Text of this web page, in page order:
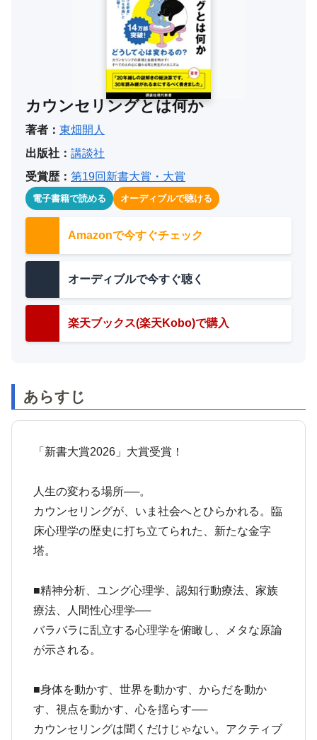
カウンセリングとは何か
著者： 東畑開人
出版社： 講談社
受賞歴： 第19回新書大賞・大賞
電子書籍で読める オーディブルで聴ける
Amazonで今すぐチェック
オーディブルで今すぐ聴く
楽天ブックス(楽天Kobo)で購入
あらすじ
「新書大賞2026」大賞受賞！
人生の変わる場所──。
カウンセリングが、いま社会へとひらかれる。臨
床心理学の歴史に打ち立てられた、新たな金字
塔。
■精神分析、ユング心理学、認知行動療法、家族
療法、人間性心理学──
バラバラに乱立する心理学を俯瞰し、メタな原論
が示される。
■身体を動かす、世界を動かす、からだを動か
す、視点を動かす、心を揺らす──
カウンセリングは聞くだけじゃない。アクティブ